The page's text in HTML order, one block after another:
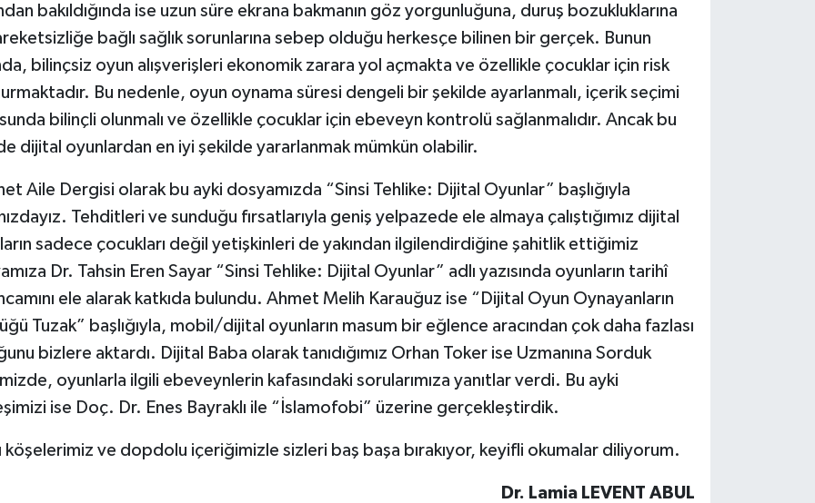
bakıldığında ise uzun süre ekrana bakmanın göz yorgunluğuna, duruş bozukluklarına
bağlı sağlık sorunlarına sebep olduğu herkesçe bilinen bir gerçek. Bunun
bilinçsiz oyun alışverişleri ekonomik zarara yol açmakta ve özellikle çocuklar için risk
Bu nedenle, oyun oynama süresi dengeli bir şekilde ayarlanmalı, içerik seçimi
bilinçli olunmalı ve özellikle çocuklar için ebeveyn kontrolü sağlanmalıdır. Ancak bu
dijital oyunlardan en iyi şekilde yararlanmak mümkün olabilir.
Aile Dergisi olarak bu ayki dosyamızda “Sinsi Tehlike: Dijital Oyunlar” başlığıyla
Tehditleri ve sunduğu fırsatlarıyla geniş yelpazede ele almaya çalıştığımız dijital
sadece çocukları değil yetişkinleri de yakından ilgilendirdiğine şahitlik ettiğimiz
Dr. Tahsin Eren Sayar “Sinsi Tehlike: Dijital Oyunlar” adlı yazısında oyunların tarihî
ele alarak katkıda bulundu. Ahmet Melih Karauğuz ise “Dijital Oyun Oynayanların
Tuzak” başlığıyla, mobil/dijital oyunların masum bir eğlence aracından çok daha fazlası
bizlere aktardı. Dijital Baba olarak tanıdığımız Orhan Toker ise Uzmanına Sorduk
oyunlarla ilgili ebeveynlerin kafasındaki sorularımıza yanıtlar verdi. Bu ayki
ise Doç. Dr. Enes Bayraklı ile “İslamofobi” üzerine gerçekleştirdik.
köşelerimiz ve dopdolu içeriğimizle sizleri baş başa bırakıyor, keyifli okumalar diliyorum.
Dr. Lamia LEVENT ABUL